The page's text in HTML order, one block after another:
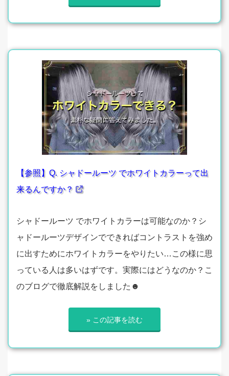
【参照】Q. シャドールーツ でホワイトカラーって出
来るんですか？
シャドールーツ でホワイトカラーは可能なのか？シ
ャドールーツデザインでできればコントラストを強め
に出すためにホワイトカラーをやりたい…この様に思
っている人は多いはずです。実際にはどうなのか？こ
のブログで徹底解説をしました☻
» この記事を読む